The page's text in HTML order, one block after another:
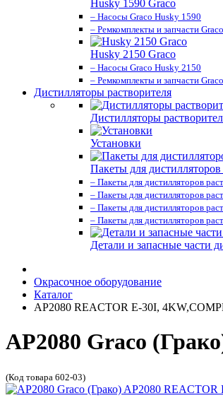
Husky 1590 Graco
– Насосы Graco Husky 1590
– Ремкомплекты и запчасти
Husky 2150 Graco
– Насосы Graco Husky 2150
– Ремкомплекты и запчасти
Дистилляторы растворителя
Дистилляторы
Установки
Пакеты для дистилляторов
– Пакеты для дистилляторов
– Пакеты для дистилляторов
– Пакеты для дистилляторов
– Пакеты для дистилляторов
Детали и запасные части
Окрасочное оборудование
Каталог
AP2080 REACTOR E-30I,
AP2080 Graco
(Код товара 602-03)